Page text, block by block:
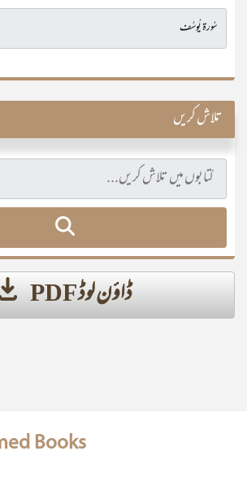
تلاش کریں
ڈاؤن لوڈ PDF
Books